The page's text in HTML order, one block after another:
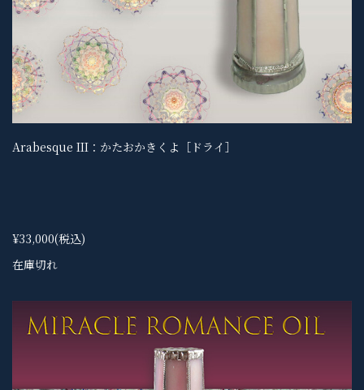
Arabesque III：かたおかきくよ［ドライ］
¥33,000(税込)
在庫切れ